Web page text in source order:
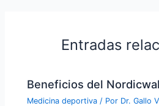
Entradas
Beneficios del
Medicina deportiva / Por Dr. Gallo